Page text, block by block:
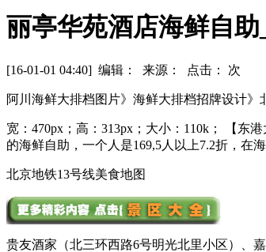
丽亭华苑酒店海鲜自
[16-01-01 04:40] 编辑： 来源： 点击： 次
阿川海鲜大排档图片》海鲜大排档招牌设计》
宽：470px；高：313px；大小：110k； 【东
的海鲜自助，一个人是169,5人以上7.2折，在
北京地铁13号线美食地图
贵友酒家（北三环西路6号明光北里小区）、